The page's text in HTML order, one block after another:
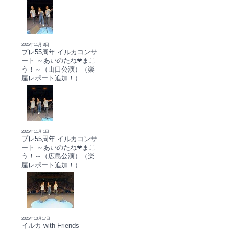
2025年11月 3日
プレ55周年 イルカコンサ
ート ～あいのたね❤まこ
う！～（山口公演）（楽
屋レポート追加！）
2025年11月 1日
プレ55周年 イルカコンサ
ート ～あいのたね❤まこ
う！～（広島公演）（楽
屋レポート追加！）
2025年10月17日
イルカ with Friends